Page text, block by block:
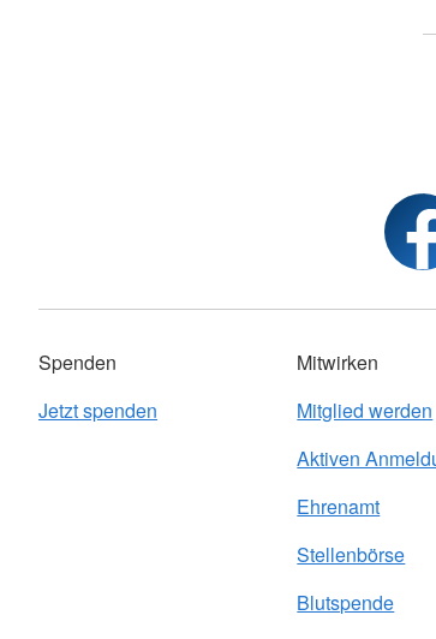
Spenden
Jetzt spenden
Mitwirken
Mitglied werden
Aktiven
Ehrenamt
Stellenbörse
Blutspende